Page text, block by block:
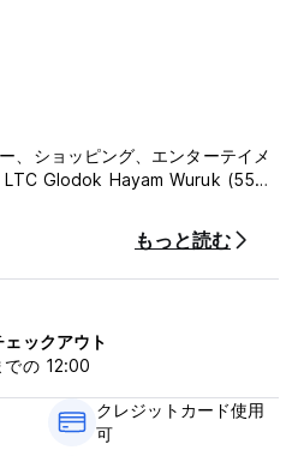
、ショッピング、エンターテイメ
LTC Glodok Hayam Wuruk (550
カルタ歴史博物館 (2.5 km)、ロ
ヤプラザ (2 ,6 km)、™ シーズン
プラザ (3.2 km)、マンガ ドゥア
(4.6 km)、タマン インピアン
ル ニア LTC グロドックへの行き
はスカルノハッタ国際空港
ここに行くにはタクシーが最良の
もっと読む
ェックアウト
での 12:00
クレジットカード使用
可